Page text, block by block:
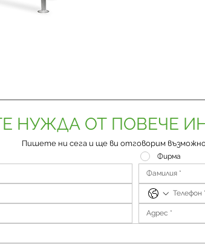
НУЖДА ОТ ПОВЕЧЕ
Пишете ни сега и ще ви отговорим
Фирма